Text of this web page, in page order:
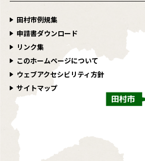
田村市例規集
申請書ダウンロード
リンク集
このホームページについて
ウェブアクセシビリティ方針
サイトマップ